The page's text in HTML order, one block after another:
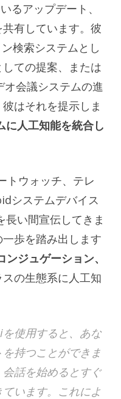
るアップデート、
有しています。彼
検索システムとし
ての提案、または
会議システムの進
はそれを提示しま
に人工知能を統合し
トウォッチ、テレ
システムデバイス
い間宣伝してきま
歩を踏み出します
ジュゲーション、
の生態系に人工知
使用すると、あな
持つことができま
話を始めるとすぐ
います。これによ